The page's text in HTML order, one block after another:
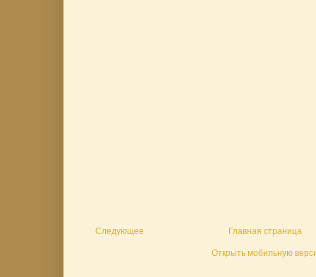
Следующее Главная страница
Открыть мобильную